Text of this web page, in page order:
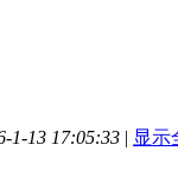
1-13 17:05:33 | 显示